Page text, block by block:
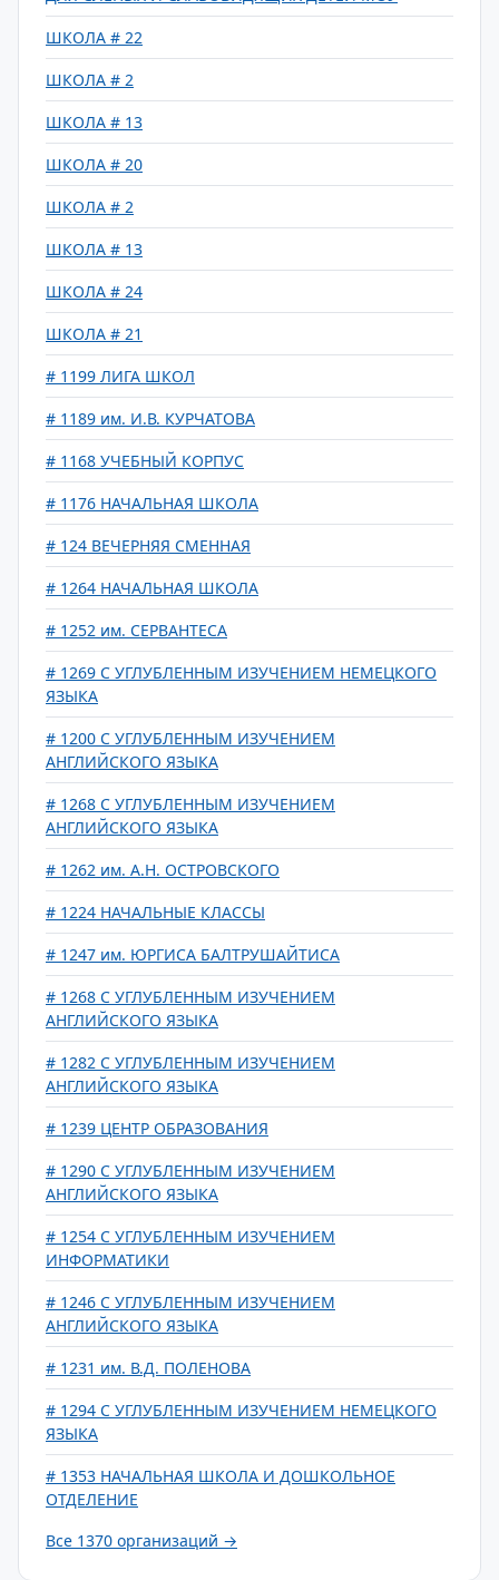
ШКОЛА # 22
ШКОЛА # 2
ШКОЛА # 13
ШКОЛА # 20
ШКОЛА # 2
ШКОЛА # 13
ШКОЛА # 24
ШКОЛА # 21
# 1199 ЛИГА ШКОЛ
# 1189 им. И.В. КУРЧАТОВА
# 1168 УЧЕБНЫЙ КОРПУС
# 1176 НАЧАЛЬНАЯ ШКОЛА
# 124 ВЕЧЕРНЯЯ СМЕННАЯ
# 1264 НАЧАЛЬНАЯ ШКОЛА
# 1252 им. СЕРВАНТЕСА
# 1269 С УГЛУБЛЕННЫМ ИЗУЧЕНИЕМ НЕМЕЦКОГО
ЯЗЫКА
# 1200 С УГЛУБЛЕННЫМ ИЗУЧЕНИЕМ
АНГЛИЙСКОГО ЯЗЫКА
# 1268 С УГЛУБЛЕННЫМ ИЗУЧЕНИЕМ
АНГЛИЙСКОГО ЯЗЫКА
# 1262 им. А.Н. ОСТРОВСКОГО
# 1224 НАЧАЛЬНЫЕ КЛАССЫ
# 1247 им. ЮРГИСА БАЛТРУШАЙТИСА
# 1268 С УГЛУБЛЕННЫМ ИЗУЧЕНИЕМ
АНГЛИЙСКОГО ЯЗЫКА
# 1282 С УГЛУБЛЕННЫМ ИЗУЧЕНИЕМ
АНГЛИЙСКОГО ЯЗЫКА
# 1239 ЦЕНТР ОБРАЗОВАНИЯ
# 1290 С УГЛУБЛЕННЫМ ИЗУЧЕНИЕМ
АНГЛИЙСКОГО ЯЗЫКА
# 1254 С УГЛУБЛЕННЫМ ИЗУЧЕНИЕМ
ИНФОРМАТИКИ
# 1246 С УГЛУБЛЕННЫМ ИЗУЧЕНИЕМ
АНГЛИЙСКОГО ЯЗЫКА
# 1231 им. В.Д. ПОЛЕНОВА
# 1294 С УГЛУБЛЕННЫМ ИЗУЧЕНИЕМ НЕМЕЦКОГО
ЯЗЫКА
# 1353 НАЧАЛЬНАЯ ШКОЛА И ДОШКОЛЬНОЕ
ОТДЕЛЕНИЕ
Все 1370 организаций →